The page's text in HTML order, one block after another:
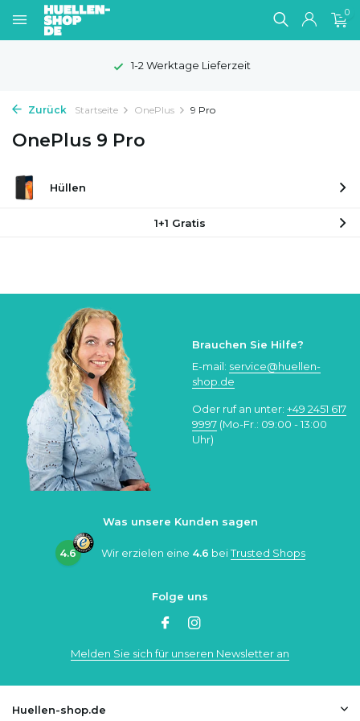
0
1-2 Werktage Lieferzeit
Zurück Startseite OnePlus 9 Pro
OnePlus 9 Pro
Hüllen
1+1 Gratis
Brauchen Sie Hilfe?
E-mail: service@huellen-
shop.de
Oder ruf an unter: +49 2451 617
9997 (Mo-Fr.: 09:00 - 13:00
Uhr)
Was unsere Kunden sagen
4.6 Wir erzielen eine 4.6 beiTrusted Shops
Folge uns
Melden Sie sich für unseren Newsletter an
Huellen-shop.de